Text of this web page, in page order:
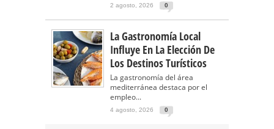
2 agosto, 2026 0
La Gastronomía Local
Influye En La Elección De
Los Destinos Turísticos
La gastronomía del área
mediterránea destaca por el
empleo...
4 agosto, 2026 0